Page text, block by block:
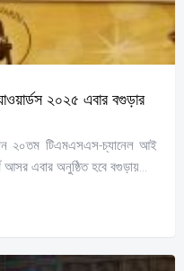
২০২৫ এবার বগুড়ার
২০তম টিএমএসএস-চ্যানেল আই
এবার অনুষ্ঠিত হবে বগুড়ায়...